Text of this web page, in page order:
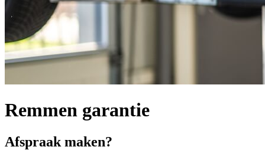
Remmen garantie
Afspraak maken?